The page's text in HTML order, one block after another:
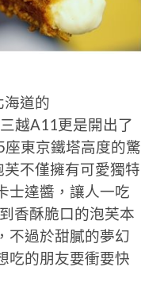
海道的
越A11更是開出了
東京鐵塔高度的驚
不僅擁有可愛獨特
士達醬，讓人一吃
香酥脆口的泡芙本
不過於甜膩的夢幻
吃的朋友要衝要快